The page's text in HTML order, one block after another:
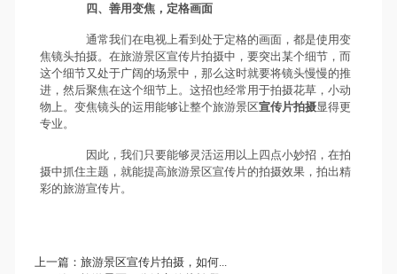
四、善用变焦，定格画面
通常我们在电视上看到处于定格的画面，都是使用变
焦镜头拍摄。在旅游景区宣传片拍摄中，要突出某个细节，而
这个细节又处于广阔的场景中，那么这时就要将镜头慢慢的推
进，然后聚焦在这个细节上。这招也经常用于拍摄花草，小动
物上。变焦镜头的运用能够让整个旅游景区宣传片拍摄显得更
专业。
因此，我们只要能够灵活运用以上四点小妙招，在拍
摄中抓住主题，就能提高旅游景区宣传片的拍摄效果，拍出精
彩的旅游宣传片。
上一篇：旅游景区宣传片拍摄，如何...